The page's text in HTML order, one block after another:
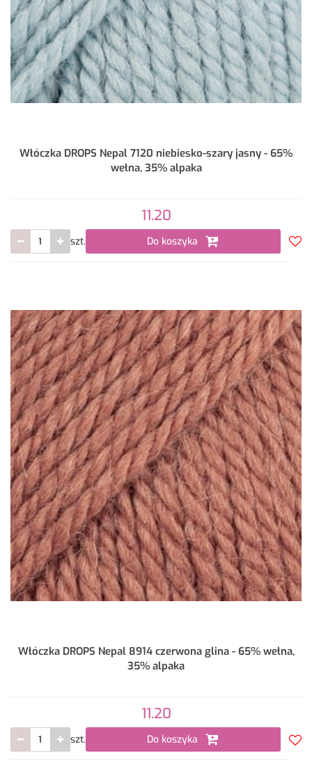
Włóczka DROPS Nepal 7120 niebiesko-szary jasny - 65%
wełna, 35% alpaka
11.20
szt. Do koszyka
Włóczka DROPS Nepal 8914 czerwona glina - 65% wełna,
35% alpaka
11.20
szt. Do koszyka